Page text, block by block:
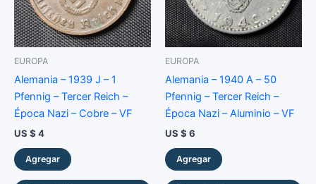
2000
-
Níquel
-
XF
cantidad
EUROPA
Alemania – 1939 J – 1
Pfennig – Tercer Reich –
Época Nazi – Cobre – VF
US $ 4
Agregar
EUROPA
Alemania – 1940 A – 50
Pfennig – Tercer Reich –
Época Nazi – Aluminio – VF
US $ 6
Agregar